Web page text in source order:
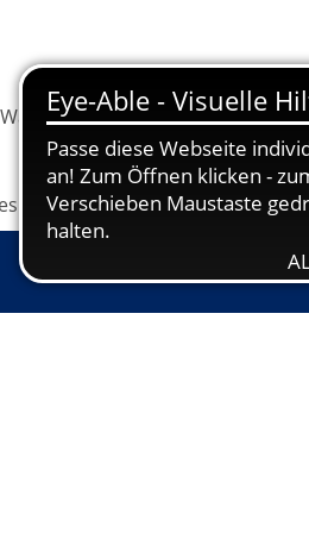
Warenkorb Information
Grundbildung